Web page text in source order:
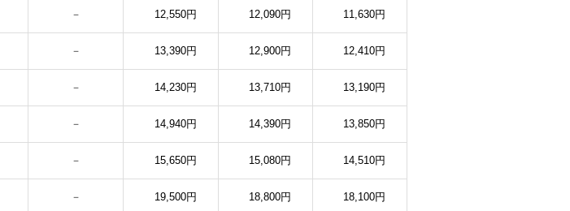
－ 12,550円 12,090円 11,630円
－ 13,390円 12,900円 12,410円
－ 14,230円 13,710円 13,190円
－ 14,940円 14,390円 13,850円
－ 15,650円 15,080円 14,510円
－ 19,500円 18,800円 18,100円